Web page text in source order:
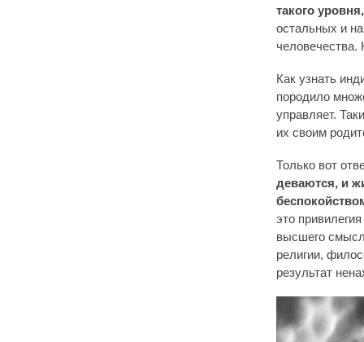
такого
остальных и
Как узнать
породило
управляет.
их своим
Только вот
деваются, и
это
высшего
религии,
результат